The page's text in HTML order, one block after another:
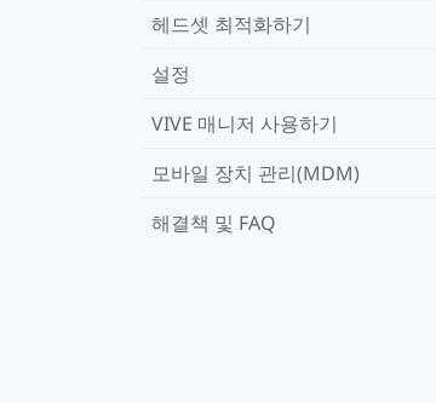
헤드셋 최적화하기
설정
VIVE 매니저 사용하기
모바일 장치 관리(MDM)
해결책 및 FAQ